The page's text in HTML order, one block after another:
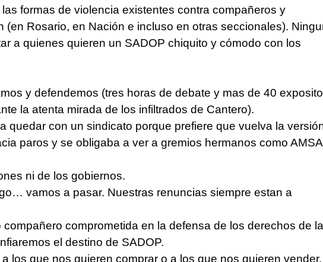
formas de violencia existentes contra compañeros y
Rosario, en Nación e incluso en otras seccionales).
a quienes quieren un SADOP chiquito y cómodo con los
y defendemos (tres horas de debate y mas de 40
la atenta mirada de los infiltrados de Cantero).
quedar con un sindicato porque prefiere que vuelva la
paros y se obligaba a ver a gremios hermanos como
ni de los gobiernos.
vamos a pasar. Nuestras renuncias siempre estan a
comprometida en la defensa de los derechos de la
el destino de SADOP.
los que nos quieren comprar o a los que nos quieren vender.